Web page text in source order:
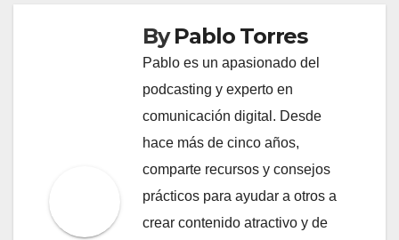
ByPablo Torres
Pablo es un apasionado del
podcasting y experto en
comunicación digital. Desde
hace más de cinco años,
comparte recursos y consejos
prácticos para ayudar a otros a
crear contenido atractivo y de